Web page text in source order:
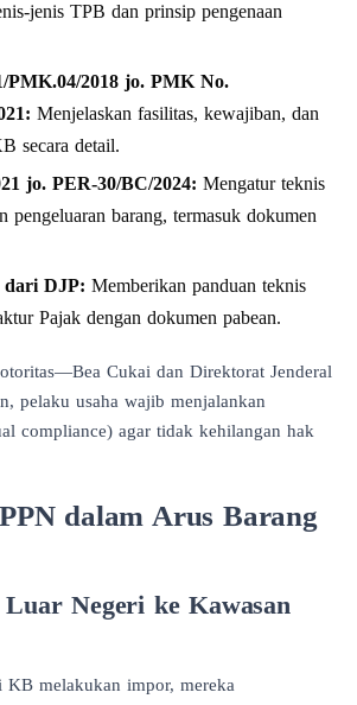
jenis TPB dan prinsip pengenaan
PMK.04/2018 jo. PMK No.
Menjelaskan fasilitas, kewajiban, dan
secara detail.
jo. PER-30/BC/2024: Mengatur teknis
pengeluaran barang, termasuk dokumen
dari DJP: Memberikan panduan teknis
Pajak dengan dokumen pabean.
Cukai dan Direktorat Jenderal
pelaku usaha wajib menjalankan
compliance) agar tidak kehilangan hak
dalam Arus Barang
Negeri ke Kawasan
KB melakukan impor, mereka